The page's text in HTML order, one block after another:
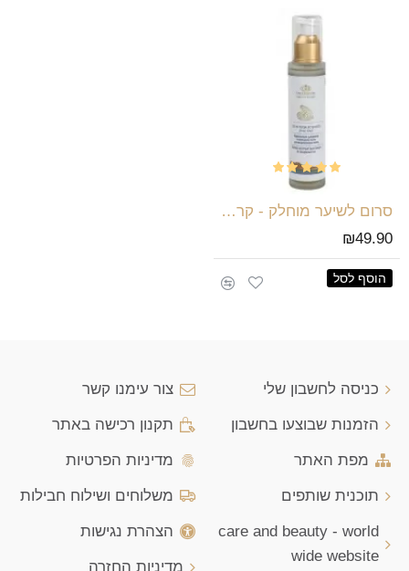
סרום לשיער מוחלק - קרטין ואבקת פנינים
₪49.90
הוסף לסל
כניסה לחשבון שלי
הזמנות שבוצעו בחשבון
מפת האתר
תוכנית שותפים
care and beauty - world
wide website
צור עימנו קשר
תקנון רכישה באתר
מדיניות הפרטיות
משלוחים ושילוח חבילות
הצהרת נגישות
מדיניות החזרה